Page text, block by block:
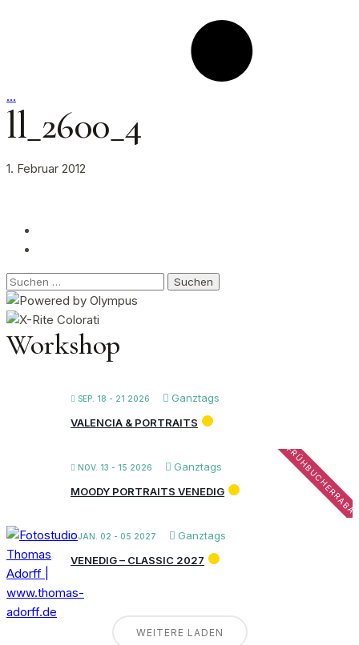
…
ll_2600_4
1. Februar 2012
Suchen
nach:
Workshop
SEP. 18 - 21 2026
Ganztags
VALENCIA & PORTRAITS
NOV. 13 - 15 2026 Ganztags
MOODY PORTRAITS VENEDIG
JAN. 02 - 05 2027
Ganztags
VENEDIG – CLASSIC 2027
WEITERE LADEN